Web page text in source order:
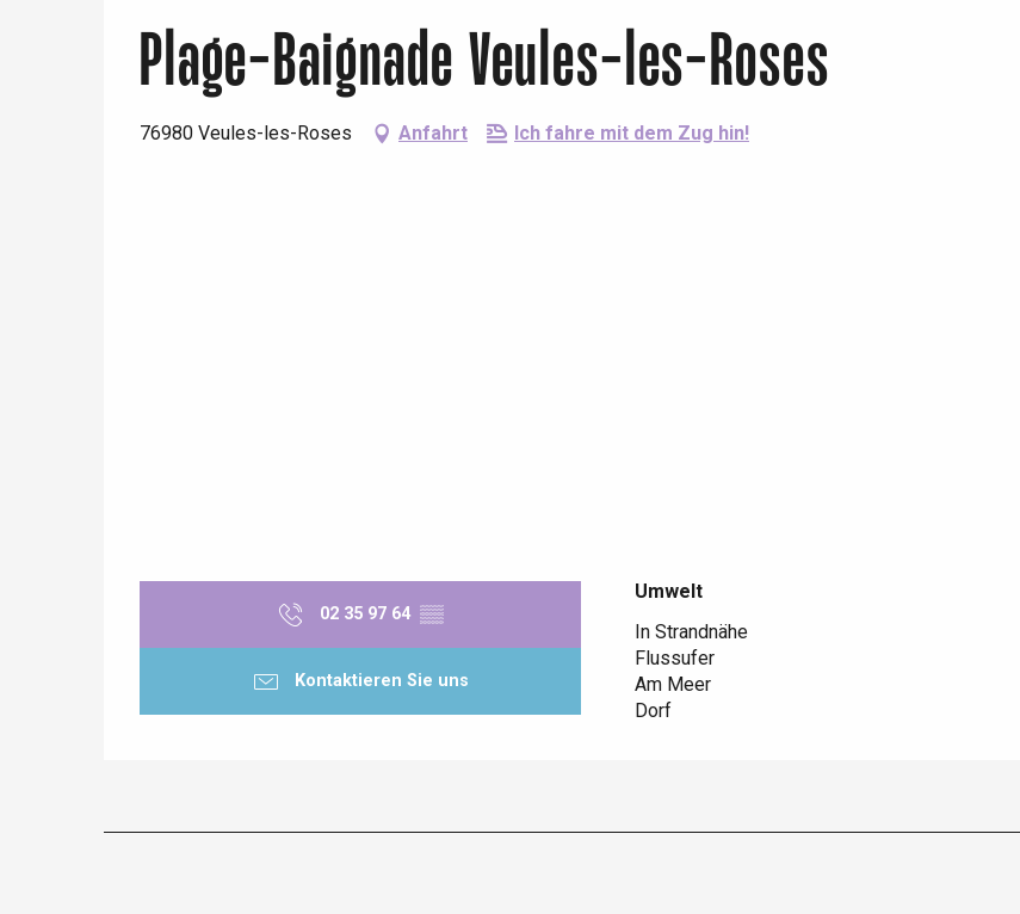
Plage-Baignade Veules-les-Roses
76980 Veules-les-Roses Anfahrt Ich fahre mit dem Zug hin!
02 35 97 64 ▒▒
Kontaktieren Sie uns
Umwelt
Umwelt
In Strandnähe
Flussufer
Am Meer
Dorf